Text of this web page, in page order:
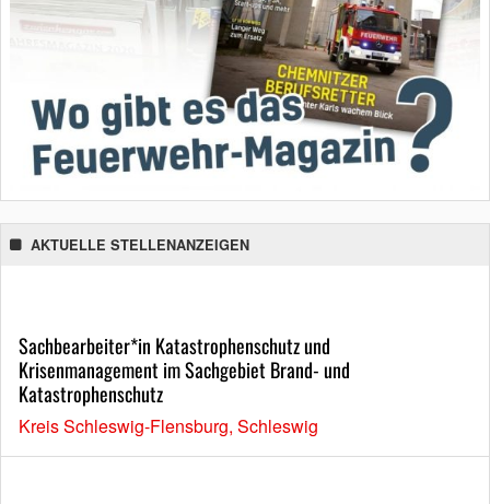
AKTUELLE STELLENANZEIGEN
Sachbearbeiter*in Katastrophenschutz und
Krisenmanagement im Sachgebiet Brand- und
Katastrophenschutz
Kreis Schleswig-Flensburg, Schleswig